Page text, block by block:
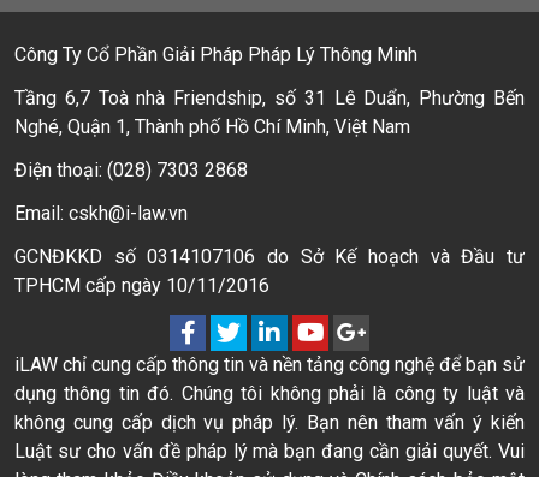
Công Ty Cổ Phần Giải Pháp Pháp Lý Thông Minh
Tầng 6,7 Toà nhà Friendship, số 31 Lê Duẩn, Phường Bến
Nghé, Quận 1, Thành phố Hồ Chí Minh, Việt Nam
Điện thoại: (028) 7303 2868
Email: cskh@i-law.vn
GCNĐKKD số 0314107106 do Sở Kế hoạch và Đầu tư
TPHCM cấp ngày 10/11/2016
iLAW chỉ cung cấp thông tin và nền tảng công nghệ để bạn sử
dụng thông tin đó. Chúng tôi không phải là công ty luật và
không cung cấp dịch vụ pháp lý. Bạn nên tham vấn ý kiến
Luật sư cho vấn đề pháp lý mà bạn đang cần giải quyết. Vui